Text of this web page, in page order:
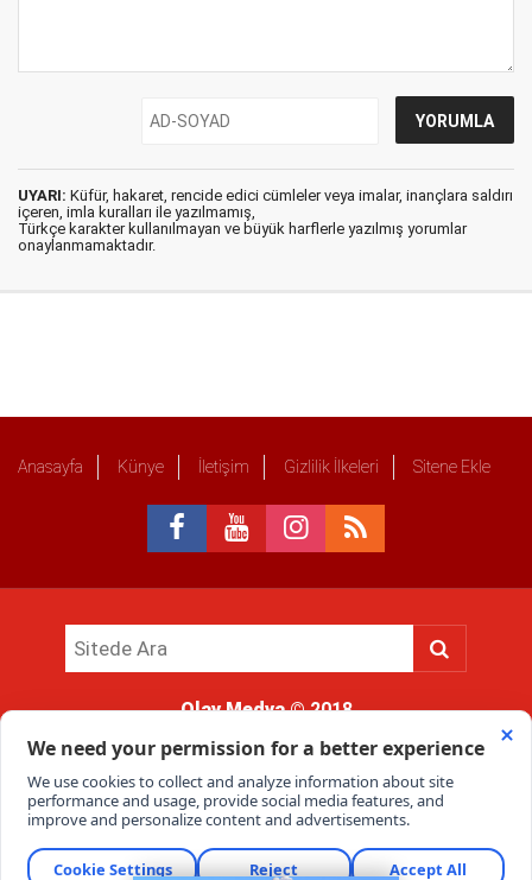
UYARI: Küfür, hakaret, rencide edici cümleler veya imalar, inançlara saldırı
içeren, imla kuralları ile yazılmamış,
Türkçe karakter kullanılmayan ve büyük harflerle yazılmış yorumlar
onaylanmamaktadır.
Anasayfa Künye İletişim Gizlilik İlkeleri Sitene Ekle
Olay Medya© 2018
kullanımı hukuki yaptırıma tabidir.